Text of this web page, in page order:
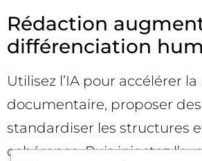
Rédaction
différenciation
Utilisez l’IA pour accélérer
documentaire, proposer
standardiser les structures
cohérence. Puis injectez